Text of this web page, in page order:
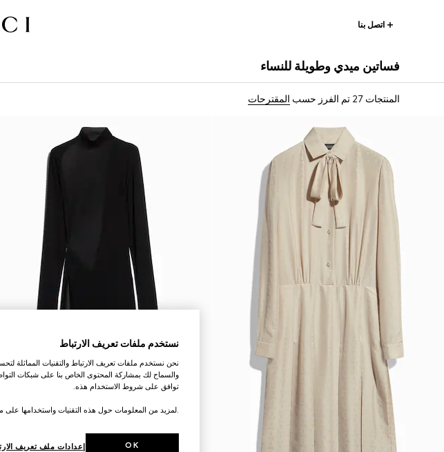
اتصل بنا
فساتين ميدي وطويلة للنساء
المنتجات 27 تم الفرز حسب المقترحات
نستخدم ملفات تعريف الارتباط
نحن نستخدم ملفات تعريف الارتباط والتقنيات المماثلة
والسماح لك بمشاركة المحتوى الخاص بنا على شبكات
توافق على شروط الاستخدام هذه.
.لمزيد من المعلومات حول هذه التقنيات واستخدامها
إعدادات ملف تعريف OK